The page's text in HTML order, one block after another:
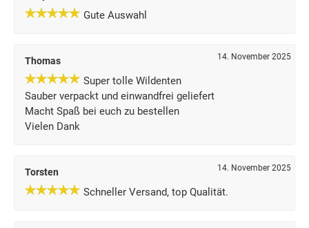
Gute Auswahl
Thomas 14. November 2025
Super tolle Wildenten
Sauber verpackt und einwandfrei geliefert
Macht Spaß bei euch zu bestellen
Vielen Dank
Torsten 14. November 2025
Schneller Versand, top Qualität.